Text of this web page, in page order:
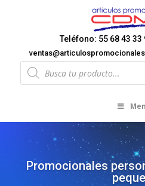
Teléfono: 55 68 43 33
Products
search
Promocionales